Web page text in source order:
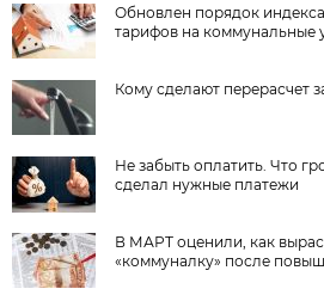
Обновлен порядок
тарифов на коммунальные
Кому сделают перерасчет
Не забыть оплатить. Что
сделал нужные платежи
В МАРТ оценили, как
«коммуналку» после